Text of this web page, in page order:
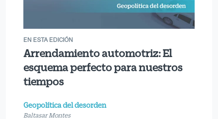
EN ESTA EDICIÓN
Arrendamiento automotriz: El
esquema perfecto para nuestros
tiempos
Geopolítica del desorden
Baltasar Montes